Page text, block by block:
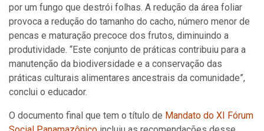
por um fungo que destrói folhas. A redução da área foliar
provoca a redução do tamanho do cacho, número menor de
pencas e maturação precoce dos frutos, diminuindo a
produtividade. “Este conjunto de práticas contribuiu para a
manutenção da biodiversidade e a conservação das
práticas culturais alimentares ancestrais da comunidade”,
conclui o educador.
O documento final que tem o título de Mandato do XI Fórum